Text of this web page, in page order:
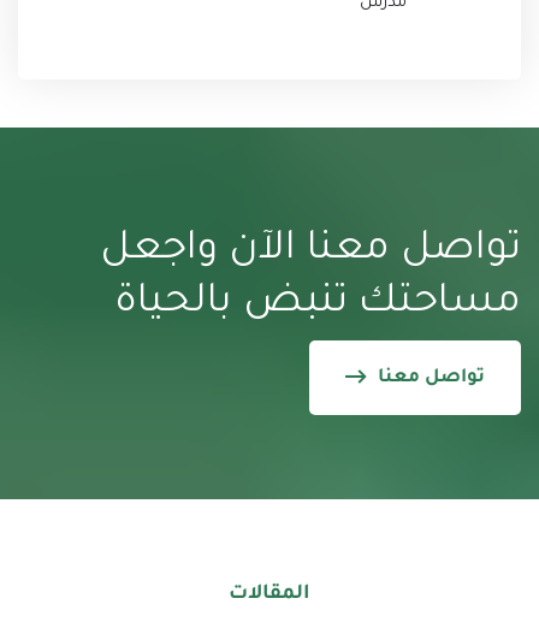
تواصل معنا الآن واجعل
مساحتك تنبض بالحياة
تواصل معنا
المقالات